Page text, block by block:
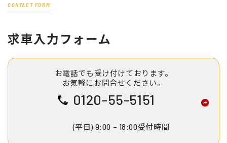
CONTACT FORM
求車入力フォーム
お電話でも受け付けております。
お気軽にお問合せください。
0120-55-5151
(平日) 9:00 – 18:00受付時間